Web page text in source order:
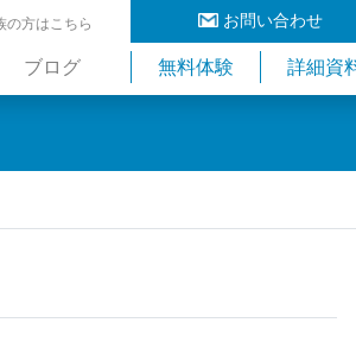
お問い合わせ
の方はこちら
ブログ 無料体験 詳細資